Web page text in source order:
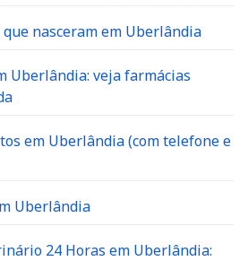
nasceram em Uberlândia
Uberlândia: veja farmácias
em Uberlândia (com telefone e
Uberlândia
24 Horas em Uberlândia: